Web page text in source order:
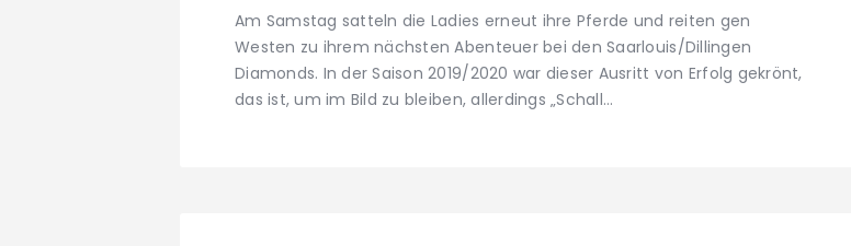
Am Samstag satteln die Ladies erneut ihre Pferde und reiten gen
Westen zu ihrem nächsten Abenteuer bei den Saarlouis/Dillingen
Diamonds. In der Saison 2019/2020 war dieser Ausritt von Erfolg gekrönt,
das ist, um im Bild zu bleiben, allerdings „Schall…